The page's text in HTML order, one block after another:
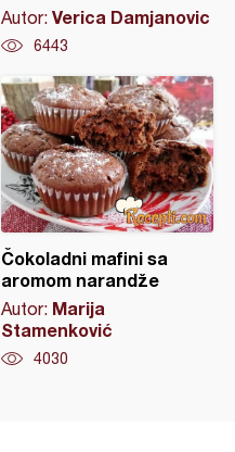
Autor: Verica Damjanovic
6443
Čokoladni mafini sa
aromom narandže
Autor: Marija
Stamenković
4030